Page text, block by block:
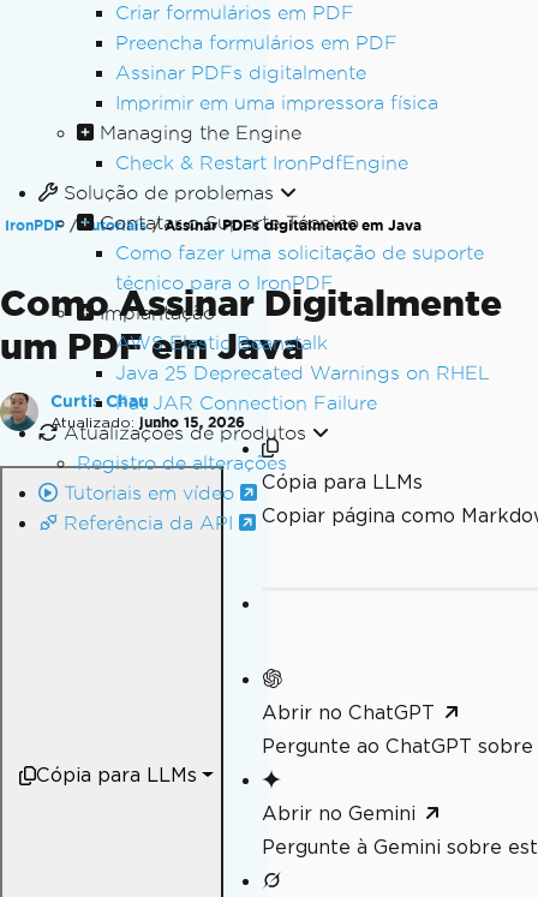
Criar formulários em PDF
Preencha formulários em PDF
Assinar PDFs digitalmente
Imprimir em uma impressora física
Managing the Engine
Check & Restart IronPdfEngine
Solução de problemas
Contatar o Suporte Técnico
Como fazer uma solicitação de suporte
técnico para o IronPDF
Implantação
AWS Elastic Beanstalk
Java 25 Deprecated Warnings on RHEL
Fat JAR Connection Failure
Atualizações de produtos
Registro de alterações
Tutoriais em vídeo
Referência da API
IronPDF Tutoriais Assinar PDFs digitalmente em Java
Como Assinar Digitalmente
um PDF em Java
Curtis Chau
Atualizado: junho 15, 2026
Cópia para LLMs
Cópia para LLMs
Copiar página como
Abrir no ChatGPT
Pergunte ao ChatGPT sobre
Abrir no Gemini
Pergunte à Gemini sobre